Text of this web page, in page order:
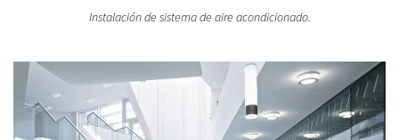
Instalación de sistema de aire acondicionado.